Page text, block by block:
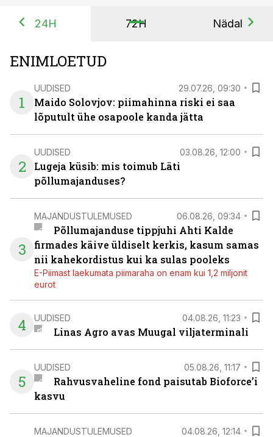
24H 72H Nädal
ENIMLOETUD
1
UUDISED 29.07.26, 09:30
Maido Solovjov: piimahinna riski ei saa
lõputult ühe osapoole kanda jätta
2
UUDISED 03.08.26, 12:00
Lugeja küsib: mis toimub Läti
põllumajanduses?
3
MAJANDUSTULEMUSED 06.08.26, 09:34
Põllumajanduse tippjuhi Ahti Kalde
firmades käive üldiselt kerkis, kasum samas
nii kahekordistus kui ka sulas pooleks
E-Piimast laekumata piimaraha on enam kui 1,2 miljonit
eurot
4 UUDISED 04.08.26, 11:23
Linas Agro avas Muugal viljaterminali
5
UUDISED 05.08.26, 11:17
Rahvusvaheline fond paisutab Bioforce’i
kasvu
MAJANDUSTULEMUSED 04.08.26, 12:14